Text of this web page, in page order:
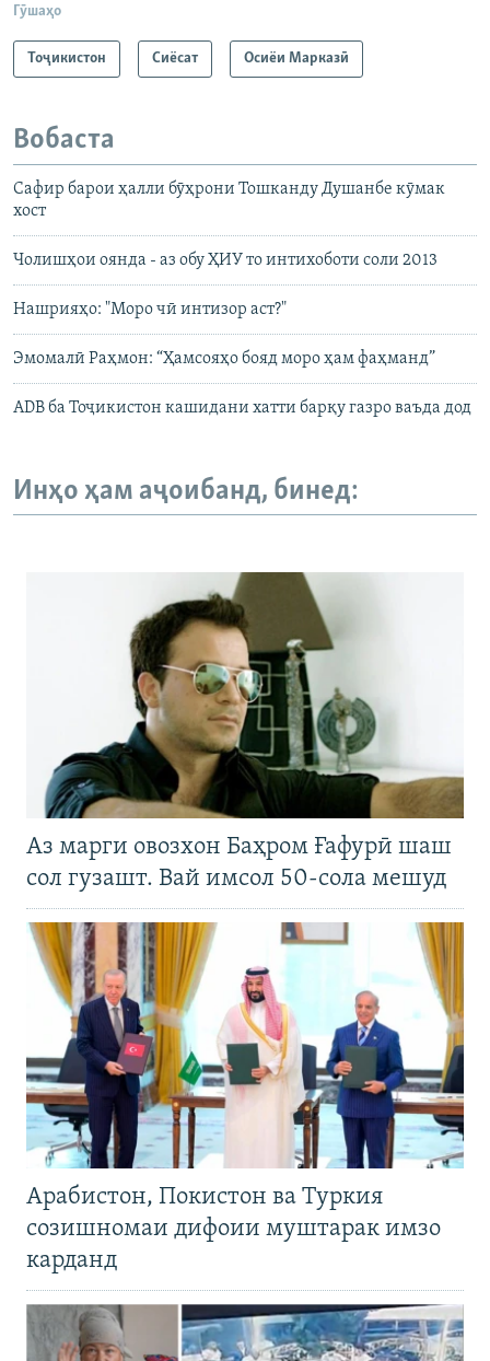
Гӯшаҳо
Тоҷикистон Сиёсат Осиёи Марказӣ
Вобаста
Сафир барои ҳалли бӯҳрони Тошканду Душанбе кӯмак
хост
Чолишҳои оянда - аз обу ҲИУ то интихоботи соли 2013
Нашрияҳо: "Моро чӣ интизор аст?"
Эмомалӣ Раҳмон: “Ҳамсояҳо бояд моро ҳам фаҳманд”
ADB ба Тоҷикистон кашидани хатти барқу газро ваъда дод
Инҳо ҳам аҷоибанд, бинед:
Аз марги овозхон Баҳром Ғафурӣ шаш
сол гузашт. Вай имсол 50-сола мешуд
Арабистон, Покистон ва Туркия
созишномаи дифоии муштарак имзо
карданд